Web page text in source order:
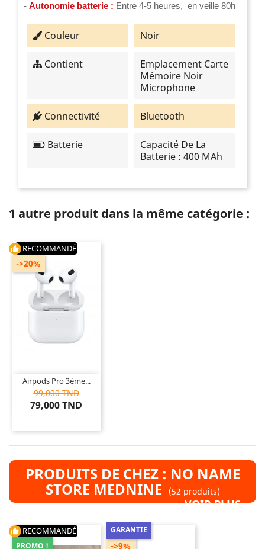
- Autonomie batterie : Entre 4-5 heures, en veille 80h
Couleur Noir
Contient
Emplacement Carte
Mémoire Noir
Microphone
Connectivité Bluetooth
Batterie
Capacité De La
Batterie : 400 MAh
1 autre produit dans la même catégorie :
thumb_up RECOMMANDÉ
Airpods Pro 3ème...
99,000 TND
79,000 TND
->20%
PRODUITS DE CHEZ : NO NAME
STORE MEDNINE (52 produits)
VOIR PLUS »
thumb_up RECOMMANDÉ
PROMO !
GARANTIE
->9%